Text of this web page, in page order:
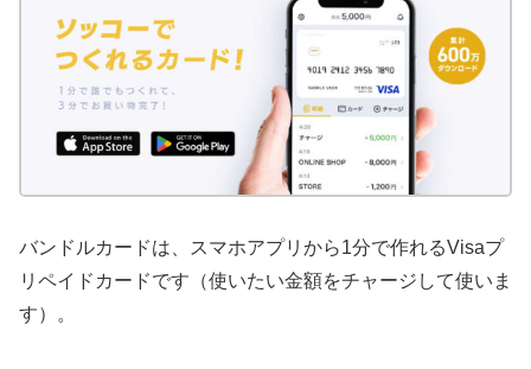
バンドルカードは、スマホアプリから1分で作れるVisaプ
リペイドカードです（使いたい金額をチャージして使いま
す）。